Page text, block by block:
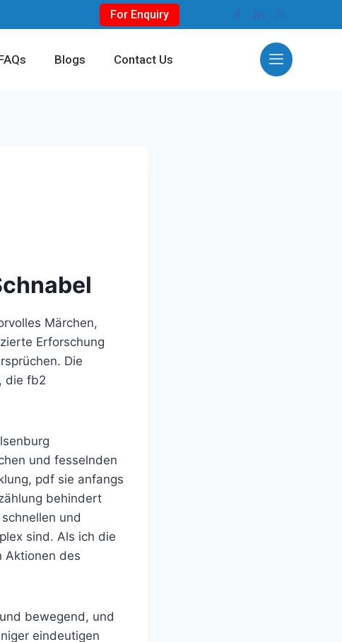
For Enquiry
Blogs Contact Us
Märchen,
Erforschung
Die
die fb2
und fesselnden
pdf sie anfangs
behindert
und
sind. Als ich die
Aktionen des
bewegend, und
eindeutigen